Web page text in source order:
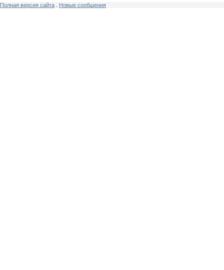
Полная версия сайта Новые сообщения